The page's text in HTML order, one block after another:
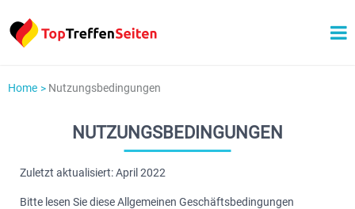
Home Nutzungsbedingungen
NUTZUNGSBEDINGUNGEN
Zuletzt aktualisiert: April 2022
Bitte lesen Sie diese Allgemeinen Geschäftsbedingungen